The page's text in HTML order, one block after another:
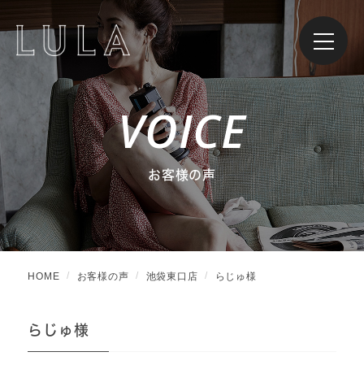
VOICE
お客様の声
HOME お客様の声 池袋東口店 らじゅ様
らじゅ様